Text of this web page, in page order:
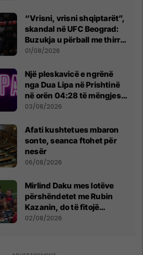
“Vrisni, vrisni shqiptarët”,
skandal në UFC Beograd:
Buzukja u përball me thirrje
anti-shqiptare nga
01/08/2026
Një pleskavicë e ngrënë
nga Dua Lipa në Prishtinë
në orën 04:28 të mëngjesit
- dhe bota digjitale serbe
03/08/2026
Afati kushtetues mbaron
sonte, seanca ftohet për
nesër
06/08/2026
Mirlind Daku mes lotëve
përshëndetet me Rubin
Kazanin, do të fitojë
miliona te Spartak Moska
02/08/2026